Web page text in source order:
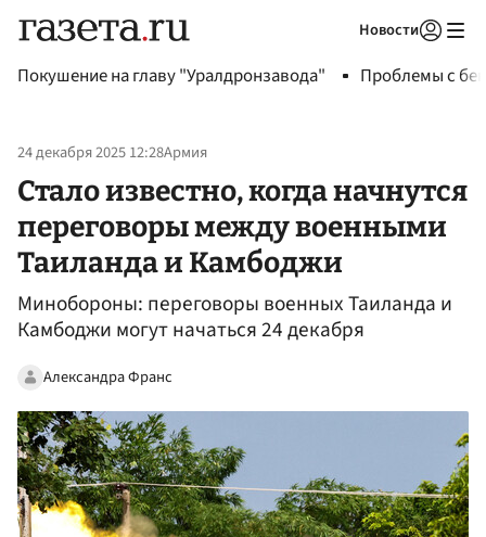
Новости
Покушение на главу "Уралдронзавода" Проблемы с
24 декабря 2025 12:28Армия
Стало известно, когда начнутся
переговоры между военными
Таиланда и Камбоджи
Минобороны: переговоры военных Таиланда и
Камбоджи могут начаться 24 декабря
Александра Франс